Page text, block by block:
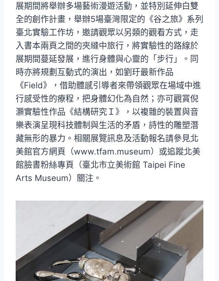
展期間將舉辦多場藝術漫遊活動，並特別延伸白雙
全的創作計畫，舉辦5場臺灣限定的《谷之旅》系列
臺北實驗工作坊，邀請觀眾以另類的觀看方式，走
入書本兩頁之間的夾縫中旅行，將實驗性的路線於
展期間蔓延發展，進行身體與心靈的「步行」。同
時亦將規劃互動式的演出，如劉玗最新作品
《Field》，借助體感引導者來帶領觀眾在場域中進
行感受性的療程，把身體幻化為自然；亦可觀賞倪
灝實驗性作品《結構研究Ｉ》，以複雜的裝置與音
樂表演呈現科技體制與生活的矛盾，詩性的雕塑潛
藏無形的暴力。相關展覽訊息及活動報名請參見北
美館官方網頁（www.tfam.museum）或追蹤北美
館臉書粉絲專頁（臺北市立美術館 Taipei Fine
Arts Museum）關注。